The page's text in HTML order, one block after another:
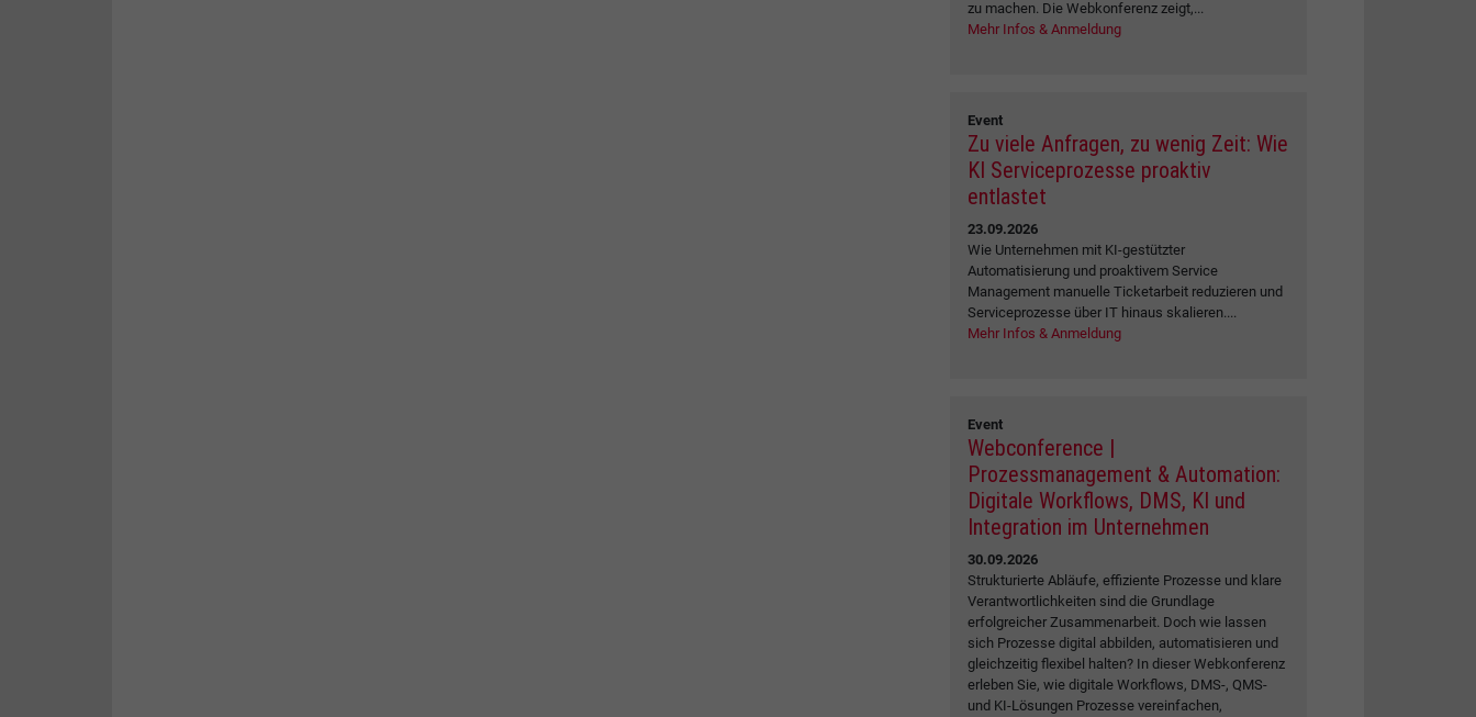
zu machen. Die Webkonferenz zeigt,...
Mehr Infos & Anmeldung
Event
Zu viele Anfragen, zu wenig Zeit: Wie
KI Serviceprozesse proaktiv
entlastet
23.09.2026
Wie Unternehmen mit KI-gestützter
Automatisierung und proaktivem Service
Management manuelle Ticketarbeit reduzieren und
Serviceprozesse über IT hinaus skalieren....
Mehr Infos & Anmeldung
Event
Webconference |
Prozessmanagement & Automation:
Digitale Workflows, DMS, KI und
Integration im Unternehmen
30.09.2026
Strukturierte Abläufe, effiziente Prozesse und klare
Verantwortlichkeiten sind die Grundlage
erfolgreicher Zusammenarbeit. Doch wie lassen
sich Prozesse digital abbilden, automatisieren und
gleichzeitig flexibel halten? In dieser Webkonferenz
erleben Sie, wie digitale Workflows, DMS-, QMS-
und KI-Lösungen Prozesse vereinfachen,